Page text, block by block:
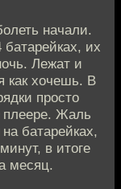
начали.
их
Лежат и
как хочешь. В
просто
плеере. Жаль
батарейках,
в итоге
месяц.